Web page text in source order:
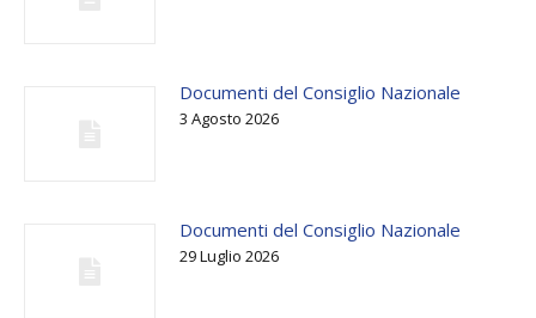
Documenti del Consiglio Nazionale
3 Agosto 2026
Documenti del Consiglio Nazionale
29 Luglio 2026